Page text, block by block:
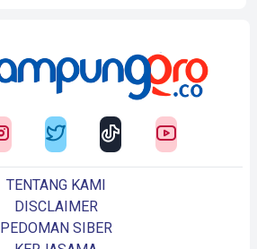
TENTANG KAMI
DISCLAIMER
PEDOMAN SIBER